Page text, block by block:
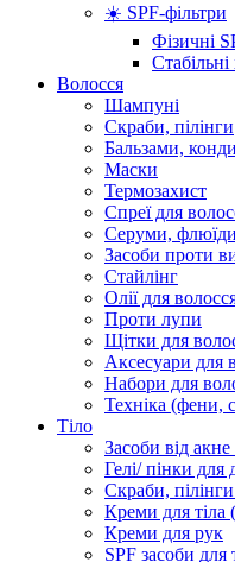
☀️ SPF-фільтри
Фізичні
Стабільні
Волосся
Шампуні
Скраби, пілінги
Бальзами,
Маски
Термозахист
Спреї для
Серуми,
Засоби проти
Стайлінг
Олії для
Проти лупи
Щітки для
Аксесуари для
Набори для
Техніка (фени,
Тіло
Засоби від акне
Гелі/ пінки для
Скраби, пілінги
Креми для тіла
Креми для рук
SPF засоби для